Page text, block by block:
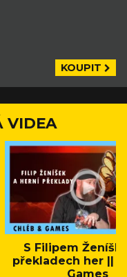
KOUPIT
VIDEA
S Filipem
překladech her ||
Games